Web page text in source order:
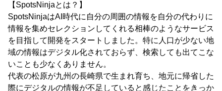
【SpotsNinjaとは？】
SpotsNinjaはAI時代に自分の周囲の情報を自分の代わりに
情報を集めセレクションしてくれる相棒のようなサービス
を目指して開発をスタートしました。特に人口が少ない地
域の情報はデジタル化されておらず、検索しても出てこな
いことも少なくありません。
代表の松原が九州の長崎県で生まれ育ち、地元に帰省した
際にデジタルの情報が不足していると感じたことをきっか